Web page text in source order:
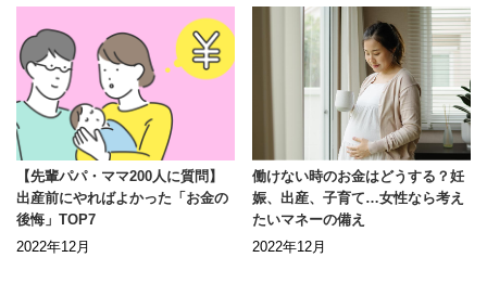
【先輩パパ・ママ200人に質問】
出産前にやればよかった「お金の
後悔」TOP7
2022年12月
働けない時のお金はどうする？妊
娠、出産、子育て…女性なら考え
たいマネーの備え
2022年12月